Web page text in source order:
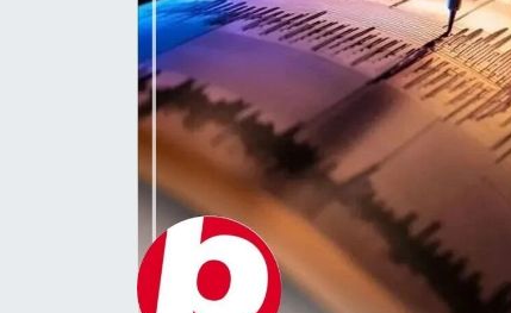
Dursunbey
Edremit
EKONOMİ